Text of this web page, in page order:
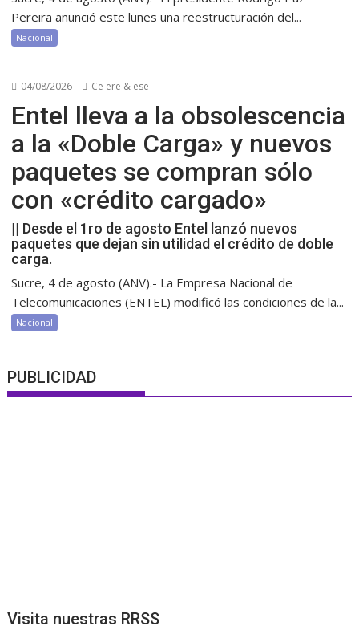
Pereira anunció este lunes una reestructuración del...
Nacional
04/08/2026 Ce ere & ese
Entel lleva a la obsolescencia
a la «Doble Carga» y nuevos
paquetes se compran sólo
con «crédito cargado»
|| Desde el 1ro de agosto Entel lanzó nuevos
paquetes que dejan sin utilidad el crédito de doble
carga.
Sucre, 4 de agosto (ANV).- La Empresa Nacional de
Telecomunicaciones (ENTEL) modificó las condiciones de la...
Nacional
PUBLICIDAD
Visita nuestras RRSS